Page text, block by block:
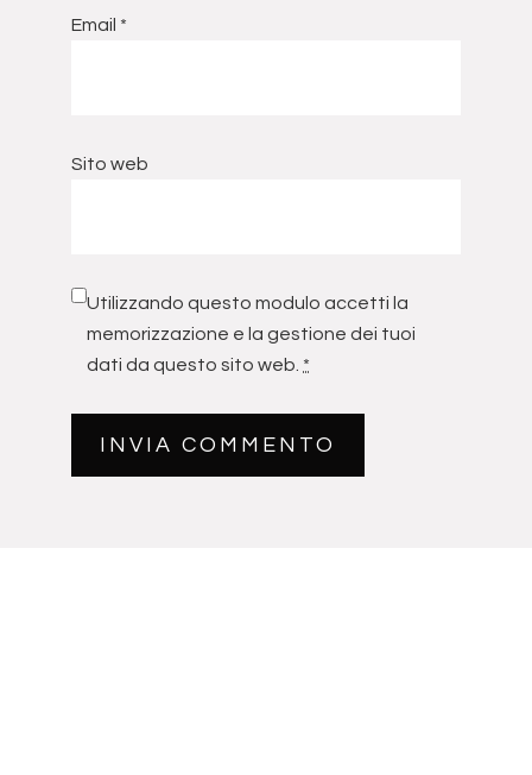
Email *
Sito web
Utilizzando questo modulo accetti la
memorizzazione e la gestione dei tuoi
dati da questo sito web. *